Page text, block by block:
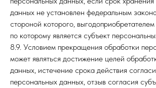
данных не установлен федеральным
стороной которого,
по которому является субъект
8.9. Условием прекращения обработки
может являться достижение целей
данных, истечение срока действия
персональных данных, отзыв согласия